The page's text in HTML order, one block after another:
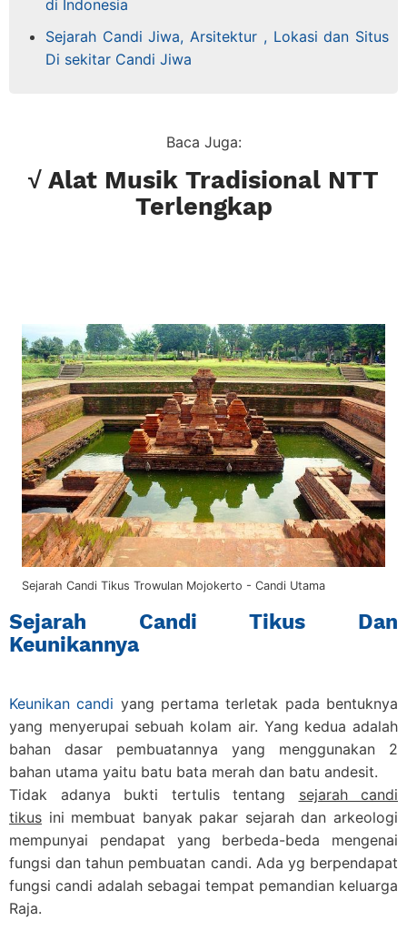
di Indonesia
Sejarah Candi Jiwa, Arsitektur , Lokasi dan Situs
Di sekitar Candi Jiwa
Baca Juga:
√ Alat Musik Tradisional NTT
Terlengkap
Sejarah Candi Tikus Trowulan Mojokerto - Candi Utama
Sejarah Candi Tikus Dan
Keunikannya
Keunikan candi yang pertama terletak pada bentuknya
yang menyerupai sebuah kolam air. Yang kedua adalah
bahan dasar pembuatannya yang menggunakan 2
bahan utama yaitu batu bata merah dan batu andesit.
Tidak adanya bukti tertulis tentang sejarah candi
tikus ini membuat banyak pakar sejarah dan arkeologi
mempunyai pendapat yang berbeda-beda mengenai
fungsi dan tahun pembuatan candi. Ada yg berpendapat
fungsi candi adalah sebagai tempat pemandian keluarga
Raja.